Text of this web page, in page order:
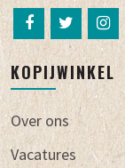
KOPIJWINKEL
Over ons
Vacatures